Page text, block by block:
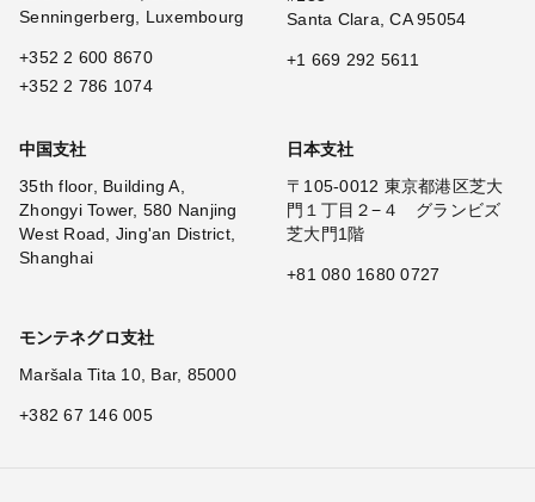
Senningerberg, Luxembourg
+352 2 600 8670
+352 2 786 1074
Santa Clara, CA 95054
+1 669 292 5611
中国支社
35th floor, Building A,
Zhongyi Tower, 580 Nanjing
West Road, Jing'an District,
Shanghai
日本支社
〒105-0012 東京都港区芝大
門１丁目２−４ グランビズ
芝大門1階
+81 080 1680 0727
モンテネグロ支社
Maršala Tita 10, Bar, 85000
+382 67 146 005